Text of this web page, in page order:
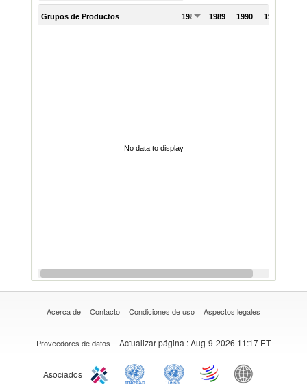
Grupos de Productos 1988 1989 1990 1991
No data to display
Acerca de Contacto Condiciones de uso Aspectos legales
Proveedores de datos Actualizar página : Aug-9-2026 11:17 ET
Asociados